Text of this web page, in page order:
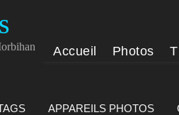
Accueil Photos
APPAREILS PHOTOS